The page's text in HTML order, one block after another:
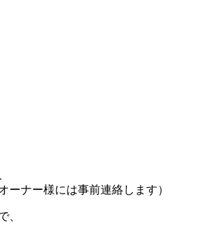
ナー様には事前連絡します）
、